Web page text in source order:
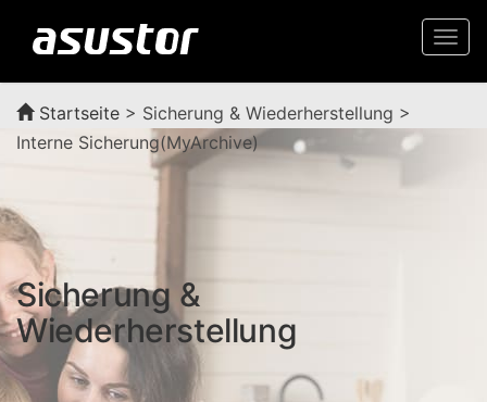
Startseite > Sicherung & Wiederherstellung >
Interne Sicherung(MyArchive)
Sicherung &
Wiederherstellung